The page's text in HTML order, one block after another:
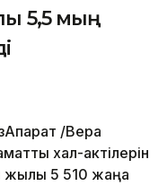
5,5 мың
/Вера
хал-актілерін
жылы 5 510 жаңа